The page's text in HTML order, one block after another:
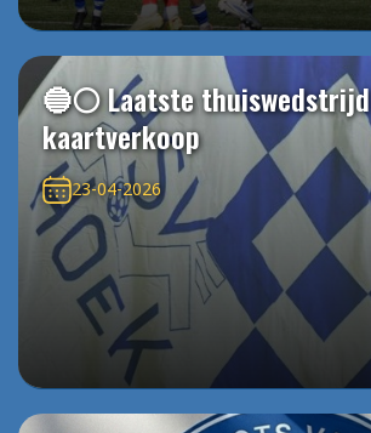
🔵⚪️ Laatste thuiswedstrijd
kaartverkoop
23-04-2026